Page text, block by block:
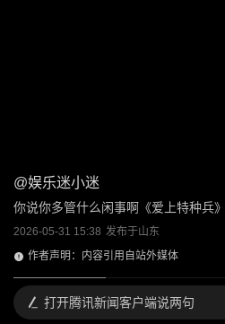
@娱乐迷小迷
你说你多管什么闲事啊《爱上特种兵》
2026-05-31 15:38 发布于山东
作者声明：内容引用自站外媒体
打开腾讯新闻客户端说两句